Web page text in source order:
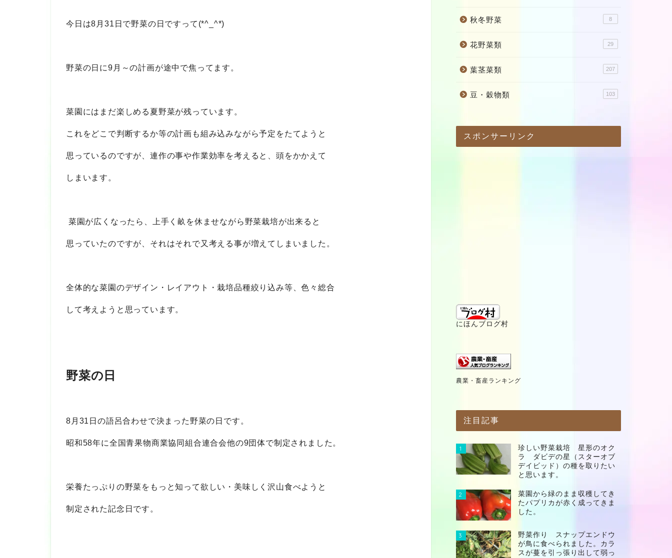
今日は8月31日で野菜の日ですって(*^_^*)
野菜の日に9月～の計画が途中で焦ってます。
菜園にはまだ楽しめる夏野菜が残っています。
これをどこで判断するか等の計画も組み込みながら予定をたてようと
思っているのですが、連作の事や作業効率を考えると、頭をかかえて
しまいます。
菜園が広くなったら、上手く畝を休ませながら野菜栽培が出来ると
思っていたのですが、それはそれで又考える事が増えてしまいました。
全体的な菜園のデザイン・レイアウト・栽培品種絞り込み等、色々総合
して考えようと思っています。
野菜の日
8月31日の語呂合わせで決まった野菜の日です。
昭和58年に全国青果物商業協同組合連合会他の9団体で制定されました。
栄養たっぷりの野菜をもっと知って欲しい・美味しく沢山食べようと
制定された記念日です。
秋冬野菜 8
花野菜類 29
葉茎菜類 207
豆・穀物類 103
スポンサーリンク
にほんブログ村
農業・畜産ランキング
注目記事
1
珍しい野菜栽培 星形のオク
ラ ダビデの星（スターオブ
デイビッド）の種を取りたい
と思います。
2
菜園から緑のまま収穫してき
たパプリカが赤く成ってきま
した。
3
野菜作り スナップエンドウ
が鳥に食べられました。カラ
スが蔓を引っ張り出して弱っ